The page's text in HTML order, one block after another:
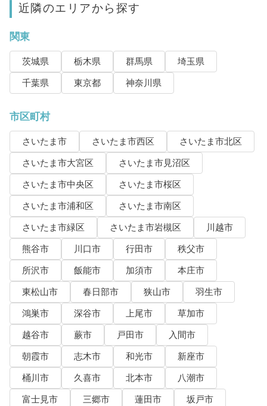
近隣のエリアから探す
関東
茨城県 栃木県 群馬県
埼玉県
千葉県
東京都 神奈川県
市区町村
さいたま市 さいたま市西区
さいたま市北区
さいたま市大宮区
さいたま市見沼区
さいたま市中央区
さいたま市桜区
さいたま市浦和区
さいたま市南区
さいたま市緑区
さいたま市岩槻区
川越市
熊谷市
川口市 行田市
秩父市
所沢市
飯能市 加須市
本庄市
東松山市
春日部市 狭山市
羽生市
鴻巣市
深谷市 上尾市
草加市
越谷市
蕨市 戸田市
入間市
朝霞市
志木市 和光市
新座市
桶川市
久喜市 北本市
八潮市
富士見市
三郷市 蓮田市
坂戸市